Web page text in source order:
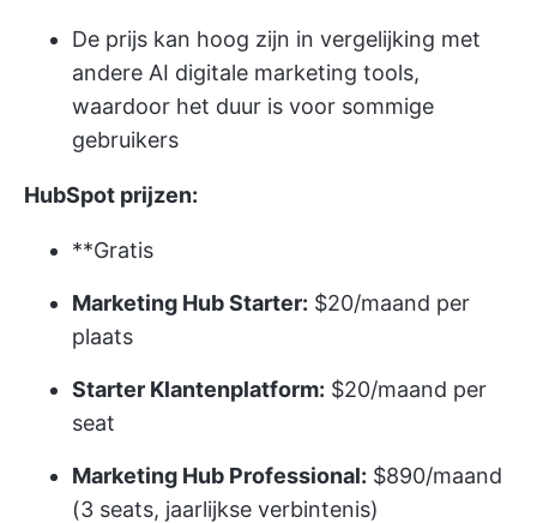
De prijs kan hoog zijn in vergelijking met
andere AI digitale marketing tools,
waardoor het duur is voor sommige
gebruikers
HubSpot prijzen:
**Gratis
Marketing Hub Starter: $20/maand per
plaats
Starter Klantenplatform: $20/maand per
seat
Marketing Hub Professional: $890/maand
(3 seats, jaarlijkse verbintenis)